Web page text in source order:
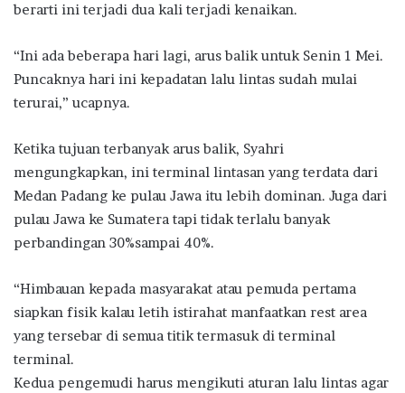
berarti ini terjadi dua kali terjadi kenaikan.
“Ini ada beberapa hari lagi, arus balik untuk Senin 1 Mei.
Puncaknya hari ini kepadatan lalu lintas sudah mulai
terurai,” ucapnya.
Ketika tujuan terbanyak arus balik, Syahri
mengungkapkan, ini terminal lintasan yang terdata dari
Medan Padang ke pulau Jawa itu lebih dominan. Juga dari
pulau Jawa ke Sumatera tapi tidak terlalu banyak
perbandingan 30%sampai 40%.
“Himbauan kepada masyarakat atau pemuda pertama
siapkan fisik kalau letih istirahat manfaatkan rest area
yang tersebar di semua titik termasuk di terminal
terminal.
Kedua pengemudi harus mengikuti aturan lalu lintas agar